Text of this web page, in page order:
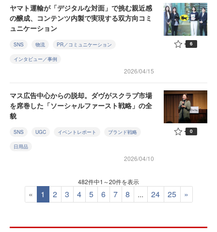
ヤマト運輸が「デジタルな対面」で挑む親近感
の醸成、コンテンツ内製で実現する双方向コミ
ュニケーション
SNS 物流 PR／コミュニケーション
インタビュー／事例
2026/04/15
6
マス広告中心からの脱却。ダヴがスクラブ市場
を席巻した「ソーシャルファースト戦略」の全
貌
SNS UGC イベントレポート ブランド戦略
日用品
2026/04/10
0
482件中1～20件を表示
« 1 2 3 4 5 6 7 8 ... 24 25 »